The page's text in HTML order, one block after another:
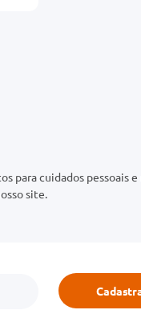
para cuidados pessoais
site.